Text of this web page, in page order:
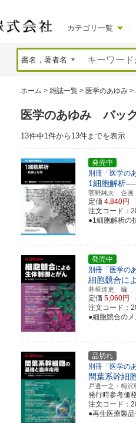
カテゴリ一覧
ホーム > 雑誌一覧 > 医学のあゆみ >
医学のあゆみ バッ
13件中1件から13件までを表示
発売中
別冊「医学の
1細胞解析
菅野純夫 企画
定価 4,840円
注文コード：
●1細胞解析の
発売中
別冊「医学の
細胞競合に
井垣達吏 編
定価 5,060円
注文コード：
●細胞競合の
品切れ
別冊「医学の
間葉系幹細
戸邉一之・梅
発行時参考価
注文コード：
●再生医療製